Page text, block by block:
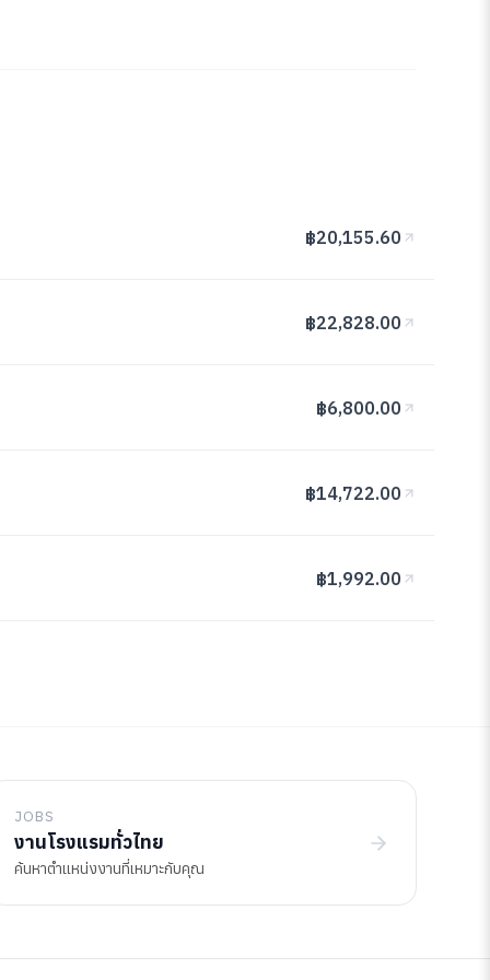
฿20,155.60
฿22,828.00
฿6,800.00
฿14,722.00
฿1,992.00
JOBS
งานโรงแรมทั่วไทย
ค้นหาตำแหน่งงานที่เหมาะกับคุณ